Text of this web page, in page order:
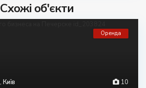
Схожі об'єкти
10
, Київ
Оренда